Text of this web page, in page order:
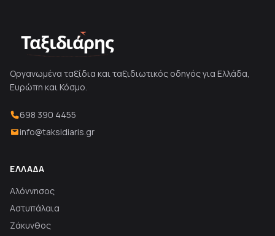
Ταξιδιάρης
Οργανωμένα ταξίδια και ταξιδιωτικός οδηγός για Ελλάδα,
Ευρώπη και Κόσμο.
698 390 4455
info@taksidiaris.gr
ΕΛΛΆΔΑ
Αλόννησος
Αστυπάλαια
Ζάκυνθος